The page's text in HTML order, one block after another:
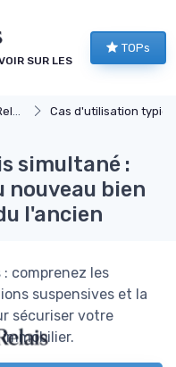
SUR LES
TOPs
Cas d'utilisation
simultané :
nouveau bien
l'ancien
comprenez les
suspensives et la
sécuriser votre